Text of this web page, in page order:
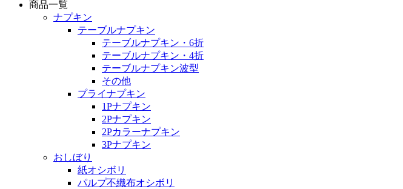
商品一覧
ナプキン
テーブルナプキン
テーブルナプキン・6折
テーブルナプキン・4折
テーブルナプキン波型
その他
プライナプキン
1Pナプキン
2Pナプキン
2Pカラーナプキン
3Pナプキン
おしぼり
紙オシボリ
パルプ不織布オシボリ